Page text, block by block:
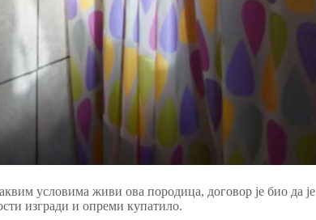
условима живи ова породица, договор је био да је
изгради и опреми купатило.